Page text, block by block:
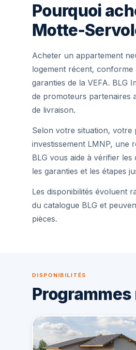
Pourquoi
Motte-
Acheter un appartement
logement récent,
garanties de la VEFA. BLG
de promoteurs partenaires
de livraison.
Selon votre situation,
investissement LMNP, une
BLG vous aide à vérifier
les garanties et les étapes
Les disponibilités évoluent
du catalogue BLG et
pièces.
DISPONIBILITÉS